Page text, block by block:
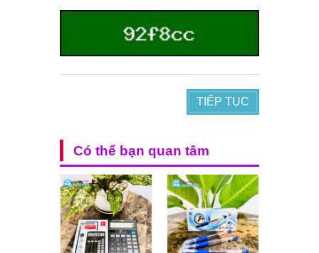
TIẾP TỤC
Có thể bạn quan tâm